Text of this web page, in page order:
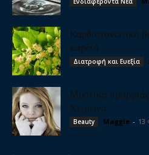
Καρδιοτονωτικά
καρδιά
Διατροφή και Ευεξία
Μυστικά
Χειμώνα
Beauty Maggie - 13